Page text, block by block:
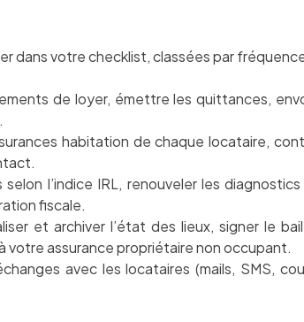
dans votre checklist, classées par
de loyer, émettre les quittances,
habitation de chaque locataire,
selon l’indice IRL, renouveler les
fiscale.
et archiver l’état des lieux, signer le
votre assurance propriétaire non occupant.
avec les locataires (mails, SMS,